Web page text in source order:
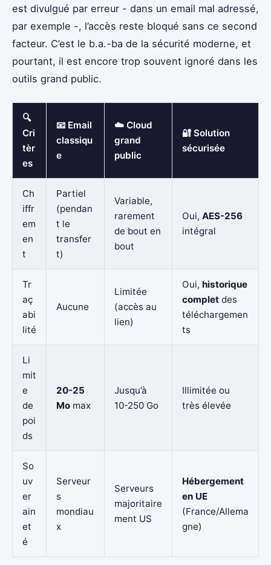
est divulgué par erreur - dans un email mal adressé,
par exemple -, l’accès reste bloqué sans ce second
facteur. C’est le b.a.-ba de la sécurité moderne, et
pourtant, il est encore trop souvent ignoré dans les
outils grand public.
🔍
Cri
tèr
es
📧 Email
classiqu
e
☁️ Cloud
grand
public
🔐 Solution
sécurisée
Ch
iffr
em
en
t
Partiel
(pendan
t le
transfer
t)
Variable,
rarement
de bout en
bout
Oui, AES-256
intégral
Tr
aç
abi
lité
Aucune
Limitée
(accès au
lien)
Oui, historique
complet des
téléchargemen
ts
Li
mit
e
de
poi
ds
20-25
Mo max
Jusqu’à
10-250 Go
Illimitée ou
très élevée
So
uv
er
ain
et
é
Serveur
s
mondiau
x
Serveurs
majoritaire
ment US
Hébergement
en UE
(France/Allema
gne)